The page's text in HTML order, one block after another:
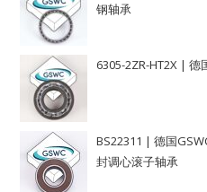
钢轴承
6305-2ZR-HT2X | 德
BS22311 | 德国
封调心滚子轴承